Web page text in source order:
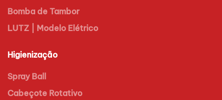
Bomba de Tambor
LUTZ | Modelo Elétrico
Higienização
Spray Ball
Cabeçote Rotativo